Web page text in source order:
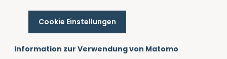
Cookie Einstellungen
Information zur Verwendung von Matomo